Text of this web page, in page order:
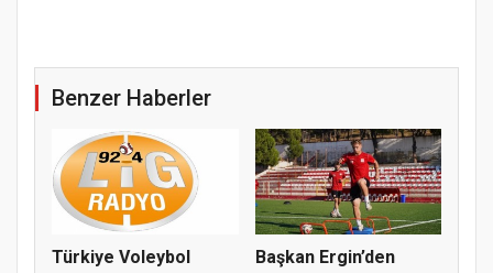
Benzer Haberler
Türkiye Voleybol
Başkan Ergin’den